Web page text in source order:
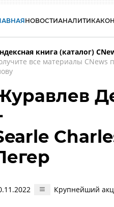
НОВОСТИАНАЛИТИКА
книга (каталог)
все материалы CNews
Крупнейший